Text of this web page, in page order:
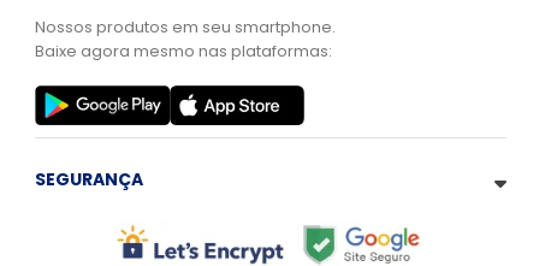
Nossos produtos em seu smartphone.
Baixe agora mesmo nas plataformas:
SEGURANÇA